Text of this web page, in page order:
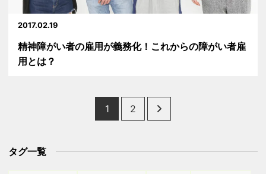
2017.02.19
精神障がい者の雇用が義務化！これからの障がい者雇
用とは？
1 2
タグ一覧